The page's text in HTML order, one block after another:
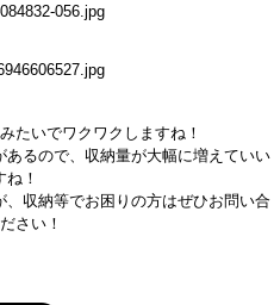
たいでワクワクしますね！
るので、収納量が大幅に増えていい
ね！
収納等でお困りの方はぜひお問い合
さい！